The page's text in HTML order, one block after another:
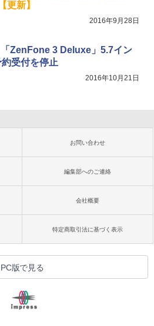
更新】
2016年9月28日
ZenFone 3 Deluxe」5.7イン
受付を停止
2016年10月21日
お問い合わせ
編集部へのご連絡
会社概要
特定商取引法に基づく表示
PC版で見る